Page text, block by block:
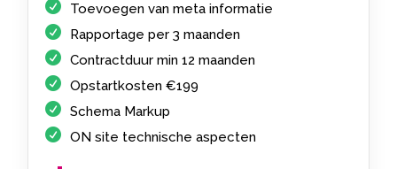
Toevoegen van meta informatie
Rapportage per 3 maanden
Contractduur min 12 maanden
Opstartkosten €199
Schema Markup
ON site technische aspecten